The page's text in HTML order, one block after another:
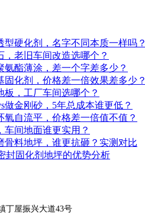
型硬化剂，名字不同本质一样吗？
，老旧车间改造选哪个？
氨酯薄涂，差一个字差多少？
固化剂，价格差一倍效果差多少？
板，工厂车间选哪个？
做金刚砂，5年总成本谁更低？
氧自流平，价格差一倍值不值？
车间地面谁更实用？
骨料地坪，谁更抗砸？实测对比
封固化剂地坪的优势分析
丁屋振兴大道43号